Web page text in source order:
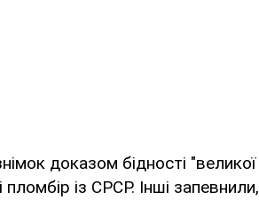
доказом бідності
пломбір із СРСР. Інші